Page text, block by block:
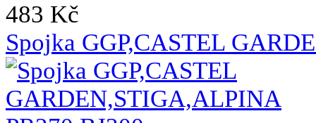
483 Kč
Spojka GGP,CASTEL